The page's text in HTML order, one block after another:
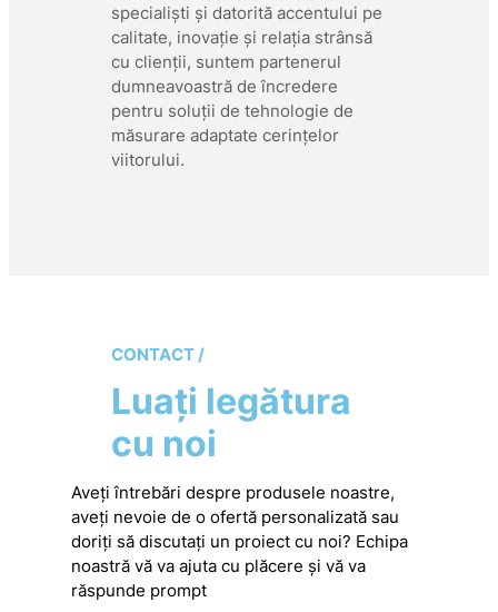
specialiști și datorită accentului pe
calitate, inovație și relația strânsă
cu clienții, suntem partenerul
dumneavoastră de încredere
pentru soluții de tehnologie de
măsurare adaptate cerințelor
viitorului.
CONTACT /
Luați legătura
cu noi
Aveți întrebări despre produsele noastre,
aveți nevoie de o ofertă personalizată sau
doriți să discutați un proiect cu noi? Echipa
noastră vă va ajuta cu plăcere și vă va
răspunde prompt